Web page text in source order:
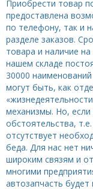
Приобрести товар
предоставлена
по телефону, так и
разделе заказов.
товара и наличие
нашем складе
30000
могут быть, как
механизмы. Но,
обстоятельства,
отсутствует
беда. Для нас нет
широким связям и
многими
автозапчасть